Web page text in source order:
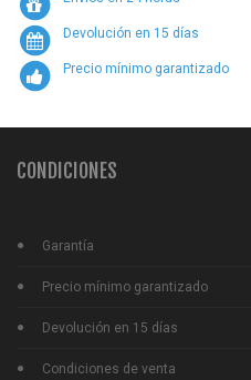
Devolución en 15 días
Precio mínimo garantizado
CONDICIONES
Garantía
Precio mínimo garantizado
Devolución en 15 días
Condiciones de venta